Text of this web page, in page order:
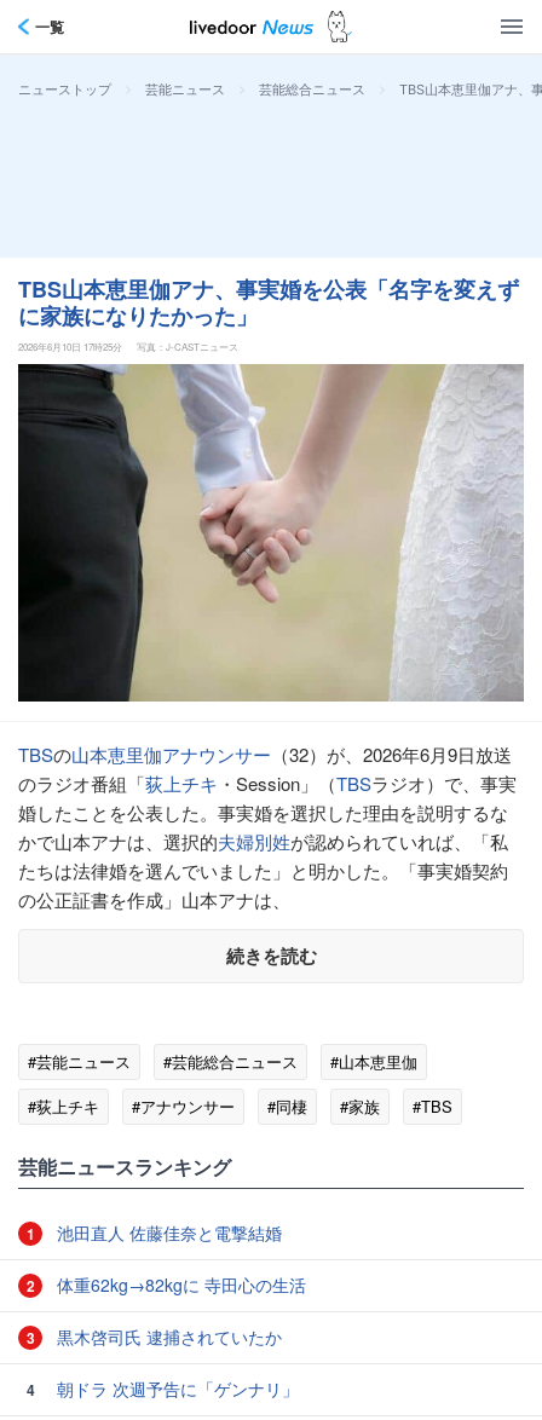
一覧
ニューストップ > 芸能ニュース > 芸能総合ニュース > TBS山本恵里伽アナ、
TBS山本恵里伽アナ、事実婚を公表「名字を変えず
に家族になりたかった」
2026年6月10日 17時25分 写真：J-CASTニュース
TBSの山本恵里伽アナウンサー （32）が、2026年6月9日放送
のラジオ番組「荻上チキ ・Session」（TBSラジオ）で、事実
婚したことを公表した。事実婚を選択した理由を説明するな
かで山本アナは、選択的夫婦別姓が認められていれば、「私
たちは法律婚を選んでいました」と明かした。「事実婚契約
の公正証書を作成」山本アナは、
続きを読む
#芸能ニュース #芸能総合ニュース
#山本恵里伽
#荻上チキ
#アナウンサー #同棲 #家族
#TBS
芸能ニュースランキング
1 池田直人 佐藤佳奈と電撃結婚
2 体重62kg→82kgに 寺田心の生活
3 黒木啓司氏 逮捕されていたか
4 朝ドラ 次週予告に「ゲンナリ」